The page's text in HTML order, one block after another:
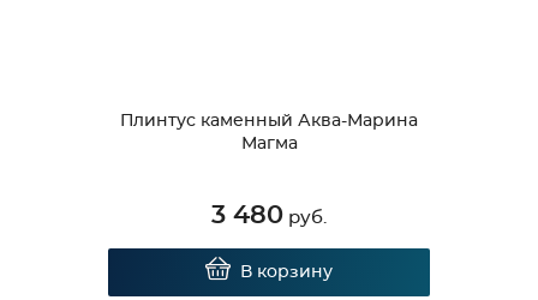
Плинтус каменный Аква-Марина
Магма
3 480 руб.
В корзину